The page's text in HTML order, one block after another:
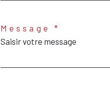
Message *